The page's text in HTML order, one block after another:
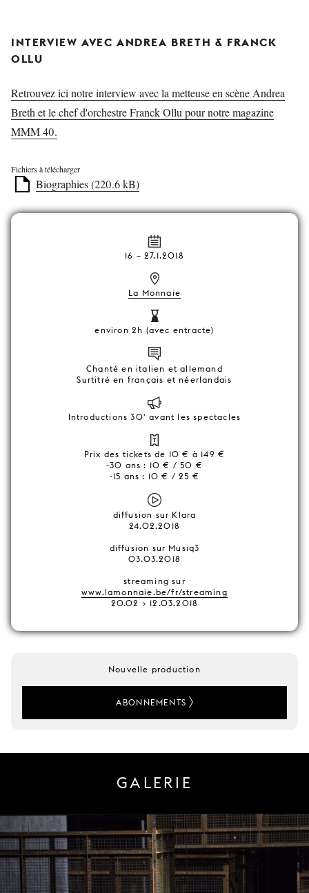
INTERVIEW AVEC ANDREA BRETH & FRANCK
OLLU
Retrouvez ici notre interview avec la metteuse en scène Andrea
Breth et le chef d'orchestre Franck Ollu pour notre magazine
MMM 40.
Fichiers à télécharger
Biographies (220.6 kB)
16 –27.1.2018
La Monnaie
environ 2h (avec entracte)
Chanté en italien et allemand
Surtitré en français et néerlandais
Introductions 30' avant les spectacles
Prix des tickets de 10 € à 149 €
-30 ans : 10 € / 50 €
-15 ans : 10 € / 25 €
diffusion sur Klara
24.02.2018
diffusion sur Musiq3
03.03.2018
streaming sur
www.lamonnaie.be/fr/streaming
20.02 > 12.03.2018
Nouvelle production
ABONNEMENTS
GALERIE